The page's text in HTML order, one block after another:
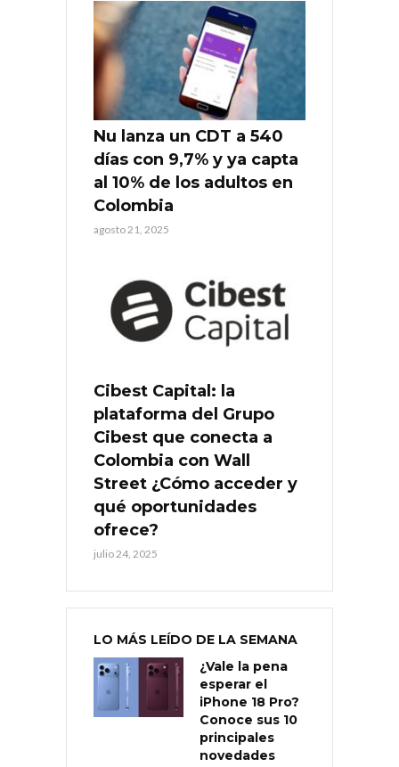
Nu lanza un CDT a 540
días con 9,7% y ya capta
al 10% de los adultos en
Colombia
agosto 21, 2025
Cibest Capital: la
plataforma del Grupo
Cibest que conecta a
Colombia con Wall
Street ¿Cómo acceder y
qué oportunidades
ofrece?
julio 24, 2025
LO MÁS LEÍDO DE LA SEMANA
¿Vale la pena
esperar el
iPhone 18 Pro?
Conoce sus 10
principales
novedades